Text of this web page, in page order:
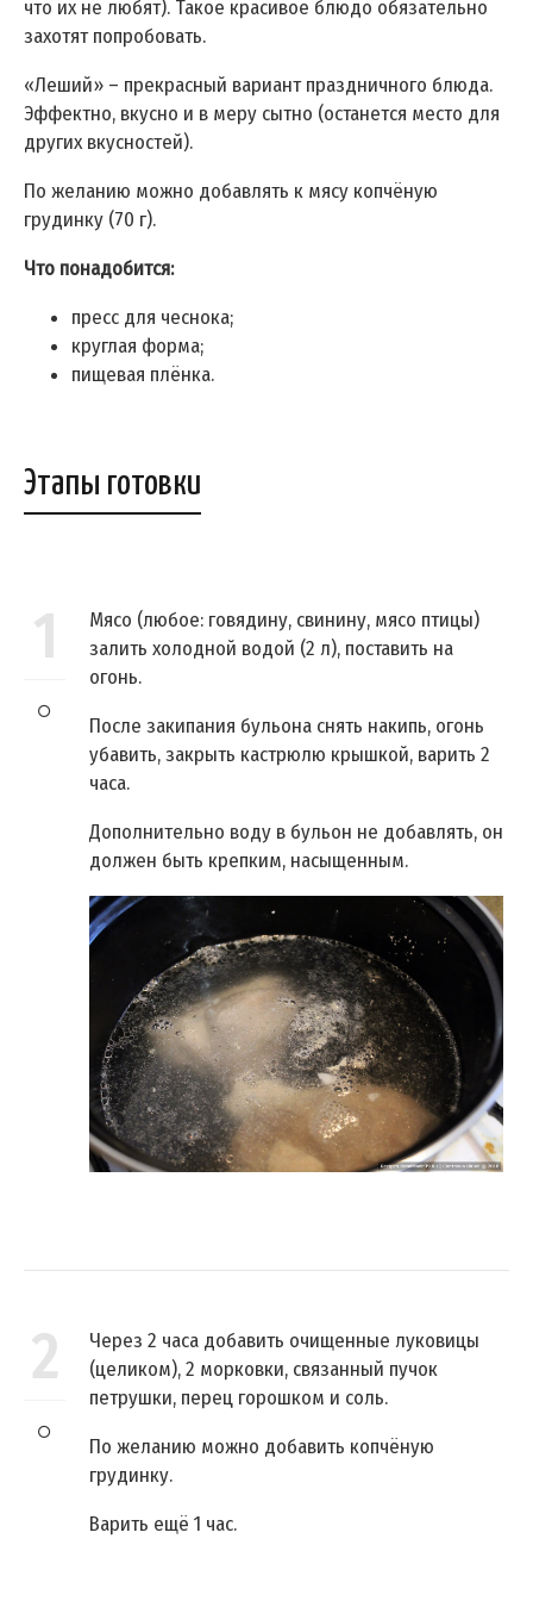
что их не любят). Такое красивое блюдо обязательно
захотят попробовать.
«Леший» – прекрасный вариант праздничного блюда.
Эффектно, вкусно и в меру сытно (останется место для
других вкусностей).
По желанию можно добавлять к мясу копчёную
грудинку (70 г).
Что понадобится:
пресс для чеснока;
круглая форма;
пищевая плёнка.
Этапы готовки
1
Мясо (любое: говядину, свинину, мясо птицы)
залить холодной водой (2 л), поставить на
огонь.
После закипания бульона снять накипь, огонь
убавить, закрыть кастрюлю крышкой, варить 2
часа.
Дополнительно воду в бульон не добавлять, он
должен быть крепким, насыщенным.
2
Через 2 часа добавить очищенные луковицы
(целиком), 2 морковки, связанный пучок
петрушки, перец горошком и соль.
По желанию можно добавить копчёную
грудинку.
Варить ещё 1 час.